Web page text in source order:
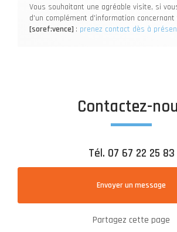
Vous souhaitant une agréable visite, si
d'un complément d'information
[soref:vence] : prenez contact dès à
Contactez-
Tél. 07 67 22 25 83
Envoyer un message
Partagez cette page